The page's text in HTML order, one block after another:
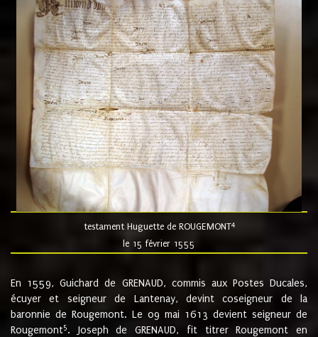
testament Huguette de ROUGEMONT4
le 15 février 1555
En 1559, Guichard de GRENAUD, commis aux Postes Ducales,
écuyer et seigneur de Lantenay, devint coseigneur de la
baronnie de Rougemont. Le 09 mai 1613 devient seigneur de
Rougemont5. Joseph de GRENAUD, fit titrer Rougemont en